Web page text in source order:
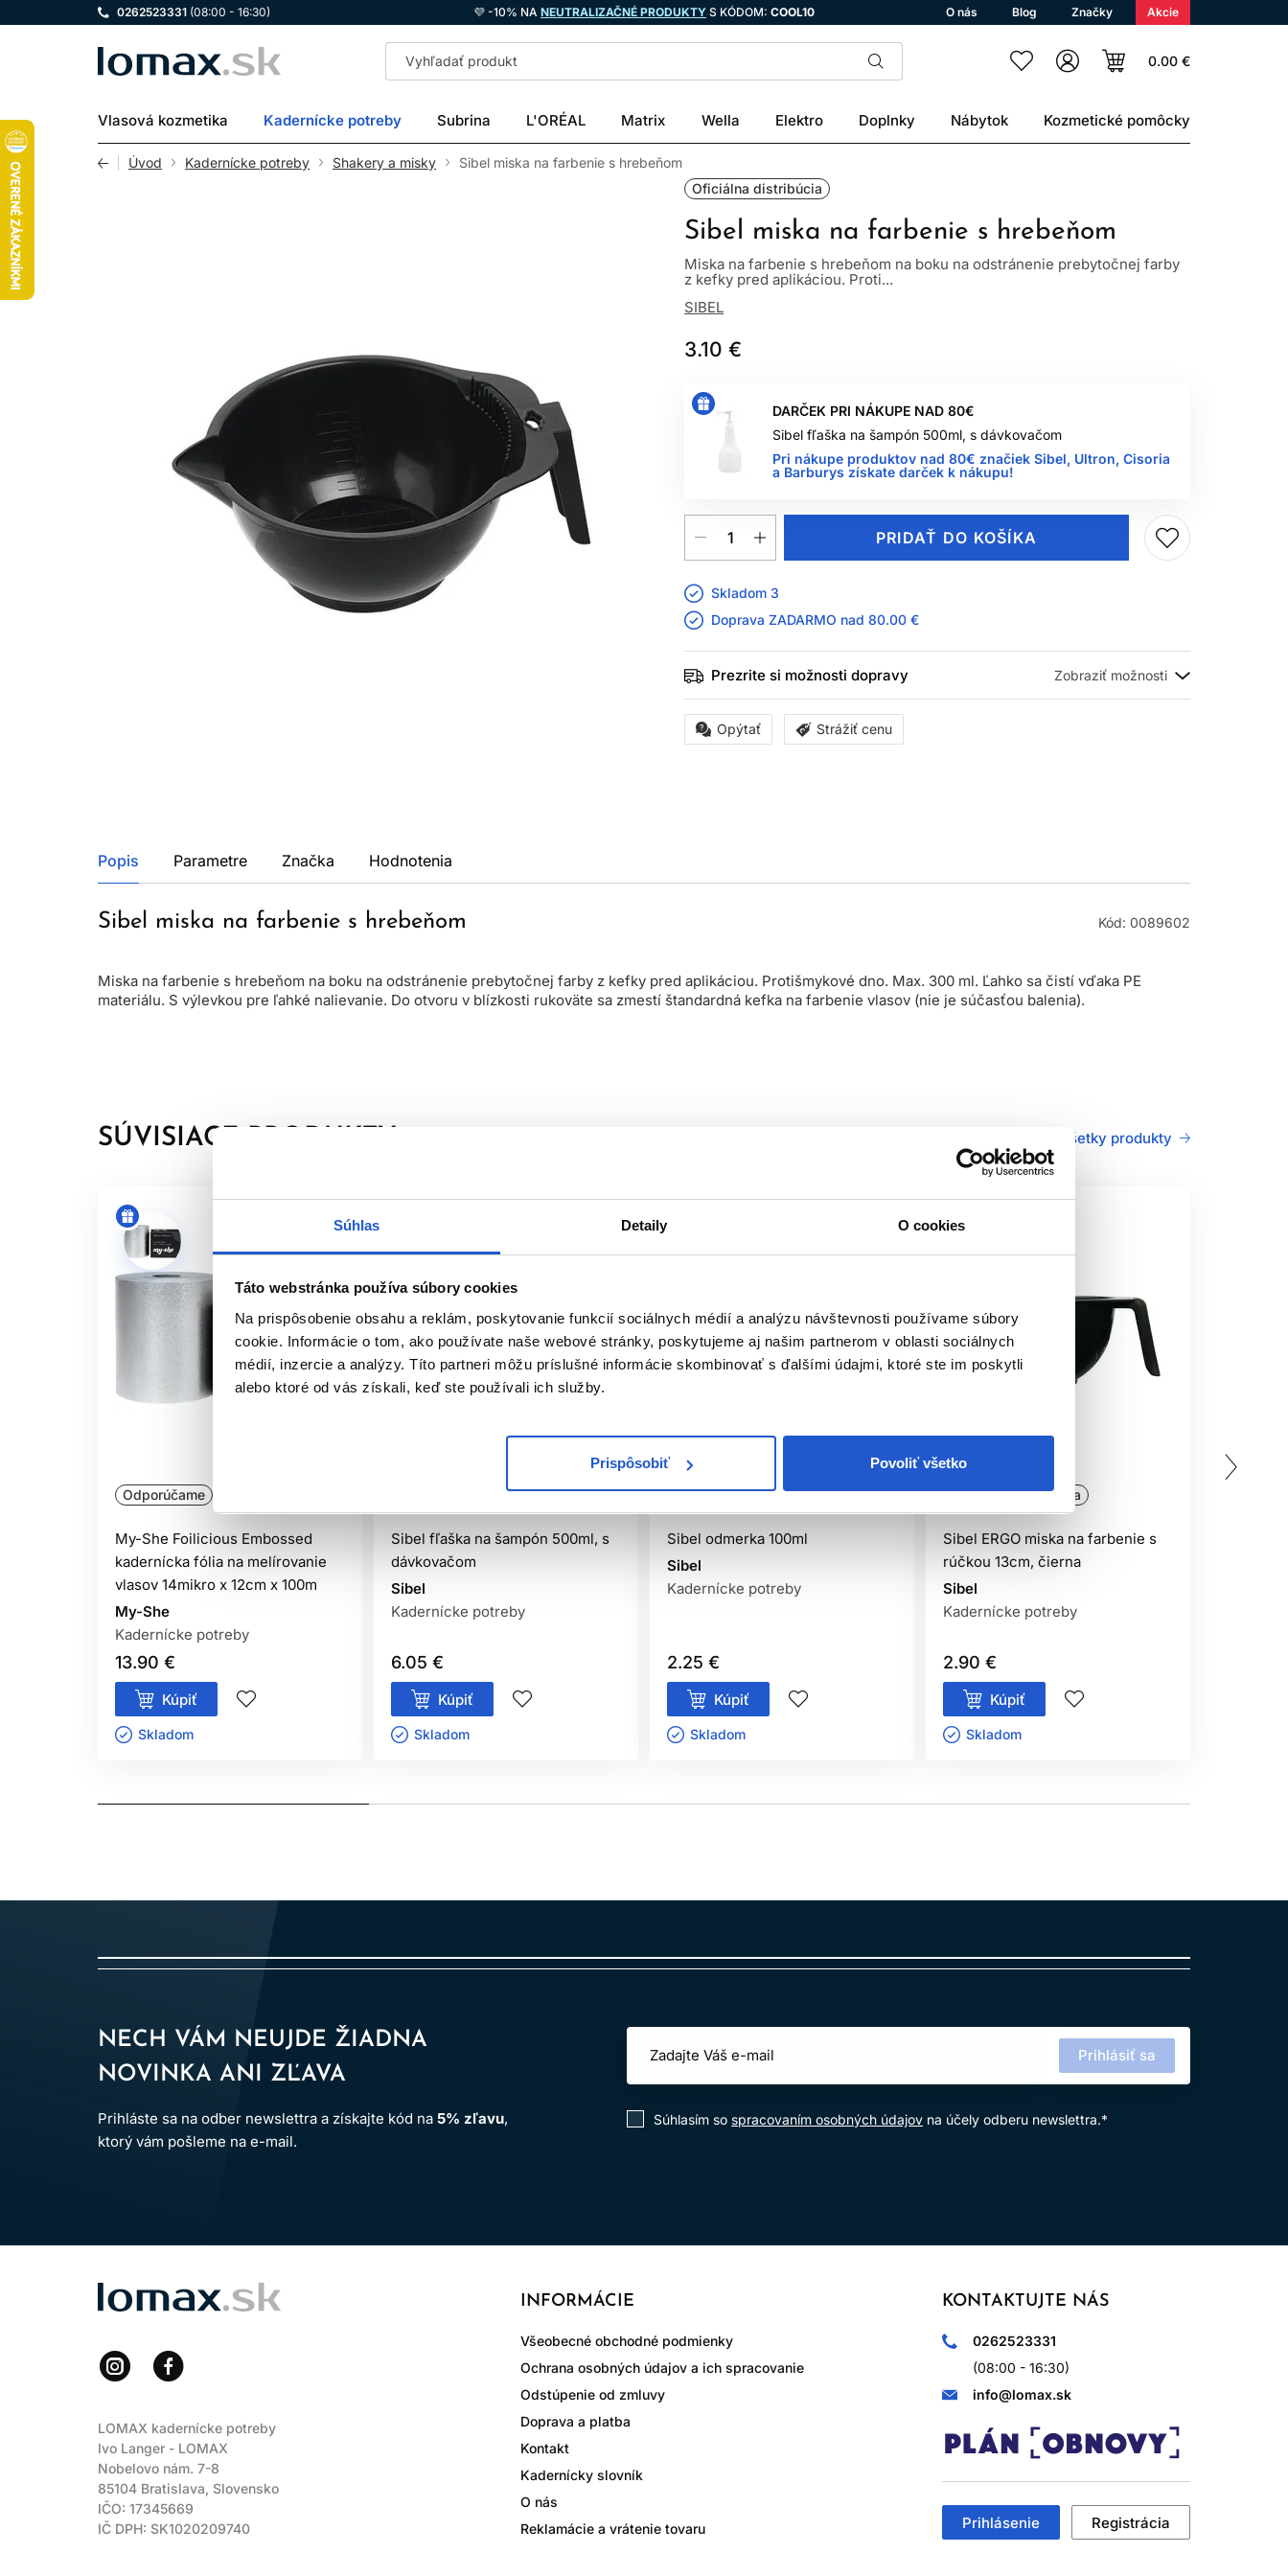
Súhlas Detaily O cookies
Táto webstránka používa súbory cookies
Na prispôsobenie obsahu a reklám, poskytovanie funkcií sociálnych médií a analýzu návštevnosti používame súbory
cookie. Informácie o tom, ako používate naše webové stránky, poskytujeme aj našim partnerom v oblasti sociálnych
médií, inzercie a analýzy. Títo partneri môžu príslušné informácie skombinovať s ďalšími údajmi, ktoré ste im poskytli
alebo ktoré od vás získali, keď ste používali ich služby.
Prispôsobiť Povoliť všetko
0262523331 (08:00 - 16:30) 💜 -10% NA NEUTRALIZAČNÉ PRODUKTY S KÓDOM: COOL10 O nás Blog Značky Akcie
LOMAX 0.00 €
Vlasová kozmetika Kadernícke potreby Subrina L'ORÉAL Matrix Wella Elektro Doplnky Nábytok Kozmetické pomôcky
Úvod Kadernícke potreby Shakery a misky
Sibel miska na farbenie s hrebeňom
Oficiálna distribúcia
Sibel miska na farbenie s hrebeňom
Miska na farbenie s hrebeňom na boku na odstránenie prebytočnej farby
z kefky pred aplikáciou. Proti...
SIBEL
3.10 €
DARČEK PRI NÁKUPE NAD 80€
Sibel fľaška na šampón 500ml, s dávkovačom
Pri nákupe produktov nad 80€ značiek Sibel, Ultron, Cisoria
a Barburys získate darček k nákupu!
PRIDAŤ DO KOŠÍKA
Skladom 3
Doprava ZADARMO nad 80.00 €
Prezrite si možnosti dopravy
Opýtať Strážiť cenu
Popis Parametre Značka Hodnotenia
Sibel miska na farbenie s hrebeňom Kód: 0089602
Miska na farbenie s hrebeňom na boku na odstránenie prebytočnej farby z kefky pred aplikáciou. Protišmykové dno. Max. 300 ml. Ľahko sa čistí vďaka PE
materiálu. S výlevkou pre ľahké nalievanie. Do otvoru v blízkosti rukoväte sa zmestí štandardná kefka na farbenie vlasov (nie je súčasťou balenia).
SÚVISIACE PRODUKTY Všetky produkty
Odporúčame
My-She Foilicious Embossed
kadernícka fólia na melírovanie
vlasov 14mikro x 12cm x 100m
My-She
Kadernícke potreby
13.90 €
Kúpiť
Skladom ㅤ
Oficiálna distribúcia
Sibel fľaška na šampón 500ml, s
dávkovačom
Sibel
Kadernícke potreby
6.05 €
Kúpiť
Skladom ㅤ
Oficiálna distribúcia
Sibel odmerka 100ml
Sibel
Kadernícke potreby
2.25 €
Kúpiť
Skladom ㅤ
Oficiálna distribúcia
Sibel ERGO miska na farbenie s
rúčkou 13cm, čierna
Sibel
Kadernícke potreby
2.90 €
Kúpiť
Skladom ㅤ
NECH VÁM NEUJDE ŽIADNA
NOVINKA ANI ZĽAVA
Prihláste sa na odber newslettra a získajte kód na 5% zľavu,
ktorý vám pošleme na e-mail.
Prihlásiť sa
Súhlasím so spracovaním osobných údajov na účely odberu newslettra.*
LOMAX
LOMAX kadernícke potreby
Ivo Langer - LOMAX
Nobelovo nám. 7-8
85104 Bratislava, Slovensko
IČO: 17345669
IČ DPH: SK1020209740
KONTAKTUJTE NÁS
0262523331
(08:00 - 16:30)
info@lomax.sk
Prihlásenie Registrácia
INFORMÁCIE
Všeobecné obchodné podmienky
Ochrana osobných údajov a ich spracovanie
Odstúpenie od zmluvy
Doprava a platba
Kontakt
Kadernícky slovník
O nás
Reklamácie a vrátenie tovaru